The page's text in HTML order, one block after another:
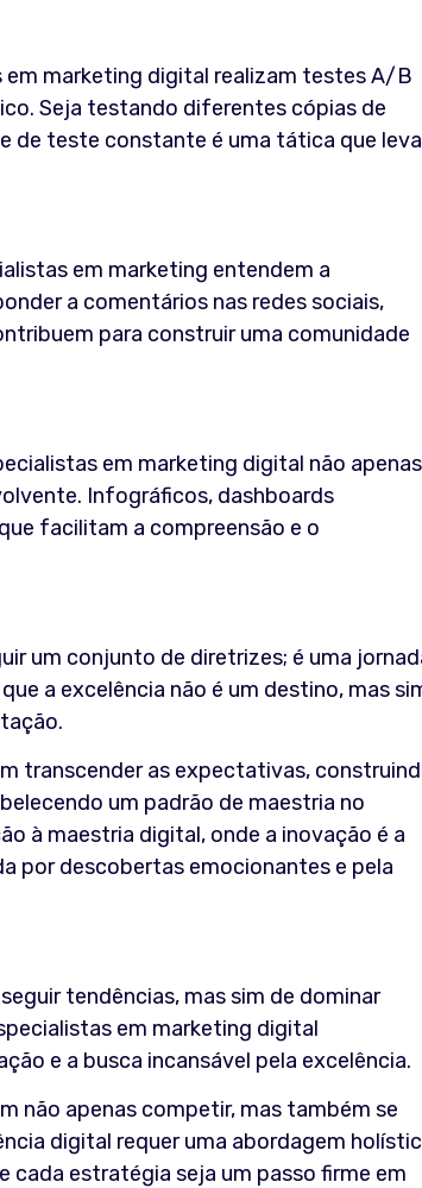
marketing digital realizam testes A/B
Seja testando diferentes cópias de
de teste constante é uma tática que
em marketing entendem a
a comentários nas redes sociais,
para construir uma comunidade
em marketing digital não apenas
Infográficos, dashboards
facilitam a compreensão e o
um conjunto de diretrizes; é uma
a excelência não é um destino, mas
transcender as expectativas,
um padrão de maestria no
à maestria digital, onde a inovação é a
por descobertas emocionantes e pela
tendências, mas sim de dominar
em marketing digital
e a busca incansável pela excelência.
não apenas competir, mas também se
digital requer uma abordagem
cada estratégia seja um passo firme em